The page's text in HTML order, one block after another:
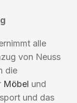
alle
von Neuss
die
Möbel und
und das